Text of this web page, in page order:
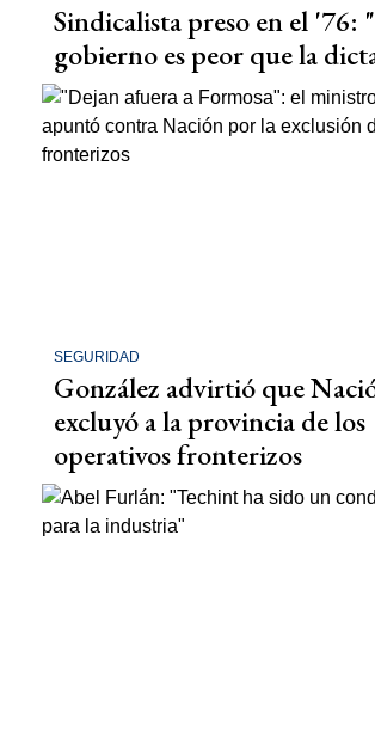
Sindicalista preso en el '76:
gobierno es peor que la
SEGURIDAD
González advirtió que
excluyó a la provincia de los
operativos fronterizos